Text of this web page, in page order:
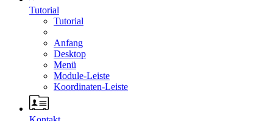
Tutorial
Tutorial
Anfang
Desktop
Menü
Module-Leiste
Koordinaten-Leiste